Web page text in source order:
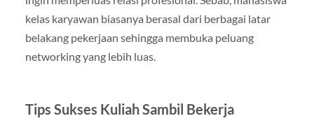
kelas karyawan biasanya berasal dari berbagai latar
belakang pekerjaan sehingga membuka peluang
networking yang lebih luas.
Tips Sukses Kuliah Sambil Bekerja